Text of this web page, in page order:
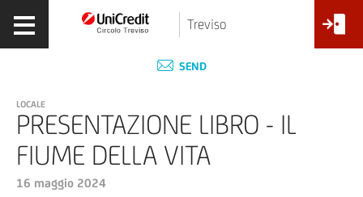
Treviso
SEND
LOCALE
PRESENTAZIONE LIBRO - IL
FIUME DELLA VITA
16 maggio 2024